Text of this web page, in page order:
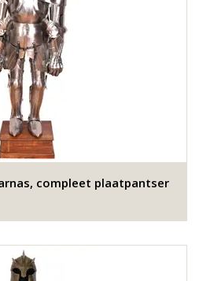
compleet plaatpantser